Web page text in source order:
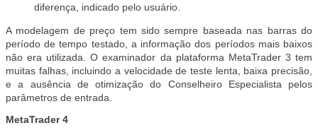
diferença, indicado pelo usuário.
A modelagem de preço tem sido sempre baseada nas barras do
período de tempo testado, a informação dos períodos mais baixos
não era utilizada. O examinador da plataforma MetaTrader 3 tem
muitas falhas, incluindo a velocidade de teste lenta, baixa precisão,
e a ausência de otimização do Conselheiro Especialista pelos
parâmetros de entrada.
MetaTrader 4